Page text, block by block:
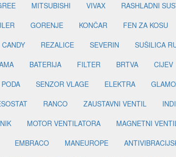
MITSUBISHI VIVAX RASHLADNI
GORENJE KONČAR FEN ZA KOSU
CANDY REZALICE SEVERIN SUŠILICA
BATERIJA FILTER BRTVA CIJEV
SENZOR VLAGE ELEKTRA
RANCO ZAUSTAVNI VENTIL
MOTOR VENTILATORA MAGNETNI
EMBRACO MANEUROPE